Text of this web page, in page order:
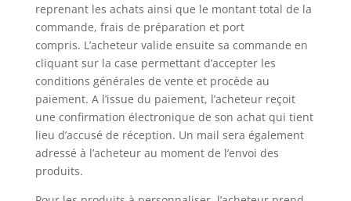
reprenant les achats ainsi que le montant total de la
commande, frais de préparation et port
compris. L’acheteur valide ensuite sa commande en
cliquant sur la case permettant d’accepter les
conditions générales de vente et procède au
paiement. A l’issue du paiement, l’acheteur reçoit
une confirmation électronique de son achat qui tient
lieu d’accusé de réception. Un mail sera également
adressé à l’acheteur au moment de l’envoi des
produits.